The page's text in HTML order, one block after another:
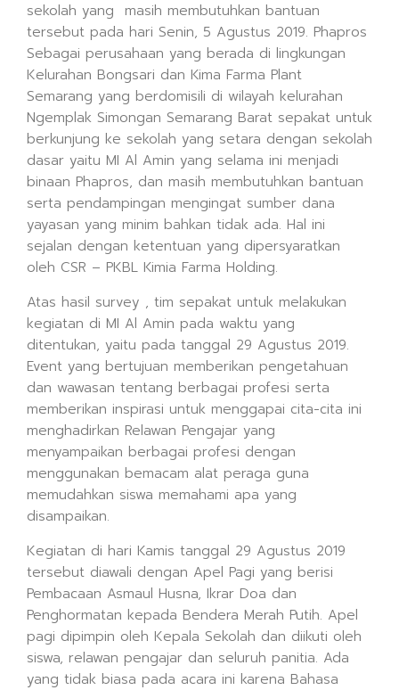
sekolah yang masih membutuhkan bantuan
tersebut pada hari Senin, 5 Agustus 2019. Phapros
Sebagai perusahaan yang berada di lingkungan
Kelurahan Bongsari dan Kima Farma Plant
Semarang yang berdomisili di wilayah kelurahan
Ngemplak Simongan Semarang Barat sepakat untuk
berkunjung ke sekolah yang setara dengan sekolah
dasar yaitu MI Al Amin yang selama ini menjadi
binaan Phapros, dan masih membutuhkan bantuan
serta pendampingan mengingat sumber dana
yayasan yang minim bahkan tidak ada. Hal ini
sejalan dengan ketentuan yang dipersyaratkan
oleh CSR – PKBL Kimia Farma Holding.
Atas hasil survey , tim sepakat untuk melakukan
kegiatan di MI Al Amin pada waktu yang
ditentukan, yaitu pada tanggal 29 Agustus 2019.
Event yang bertujuan memberikan pengetahuan
dan wawasan tentang berbagai profesi serta
memberikan inspirasi untuk menggapai cita-cita ini
menghadirkan Relawan Pengajar yang
menyampaikan berbagai profesi dengan
menggunakan bemacam alat peraga guna
memudahkan siswa memahami apa yang
disampaikan.
Kegiatan di hari Kamis tanggal 29 Agustus 2019
tersebut diawali dengan Apel Pagi yang berisi
Pembacaan Asmaul Husna, Ikrar Doa dan
Penghormatan kepada Bendera Merah Putih. Apel
pagi dipimpin oleh Kepala Sekolah dan diikuti oleh
siswa, relawan pengajar dan seluruh panitia. Ada
yang tidak biasa pada acara ini karena Bahasa